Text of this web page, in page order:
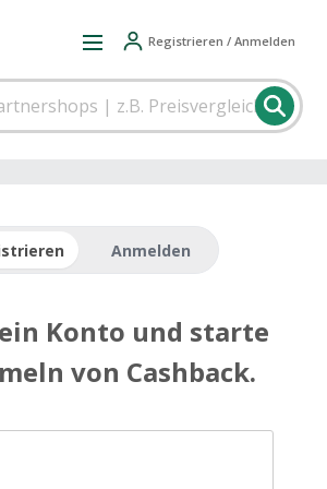
Registrieren / Anmelden
Anmelden
Konto und starte
von Cashback.